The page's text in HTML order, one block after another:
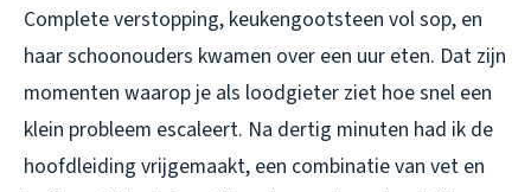
Complete verstopping, keukengootsteen vol sop, en
haar schoonouders kwamen over een uur eten. Dat zijn
momenten waarop je als loodgieter ziet hoe snel een
klein probleem escaleert. Na dertig minuten had ik de
hoofdleiding vrijgemaakt, een combinatie van vet en